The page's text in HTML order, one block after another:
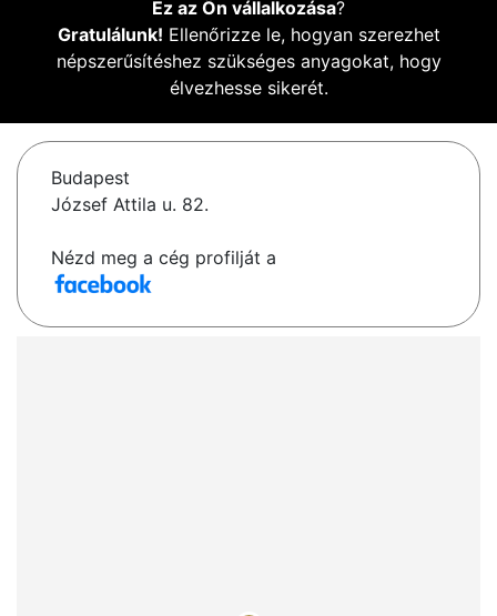
Ez az Ön vállalkozása?
Gratulálunk! Ellenőrizze le, hogyan szerezhet
népszerűsítéshez szükséges anyagokat, hogy
élvezhesse sikerét.
Budapest
József Attila u. 82.
Nézd meg a cég profilját a